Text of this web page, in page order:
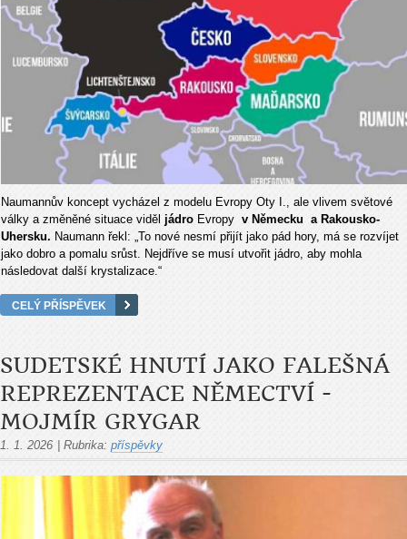
Naumannův koncept vycházel z modelu Evropy Oty I., ale vlivem světové
války a změněné situace viděl jádro Evropy v Německu a Rakousko-
Uhersku. Naumann řekl: „To nové nesmí přijít jako pád hory, má se rozvíjet
jako dobro a pomalu srůst. Nejdříve se musí utvořit jádro, aby mohla
následovat další krystalizace.“
CELÝ PŘÍSPĚVEK
SUDETSKÉ HNUTÍ JAKO FALEŠNÁ
REPREZENTACE NĚMECTVÍ -
MOJMÍR GRYGAR
1. 1. 2026 Rubrika: příspěvky